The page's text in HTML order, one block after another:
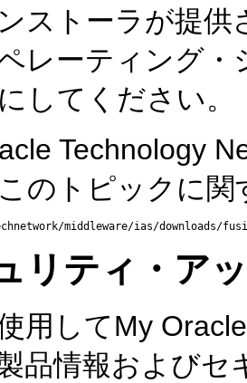
ストーラが提
レーティング
してください。
Technology
のトピックに
リティ・ア
用してMy
品情報および